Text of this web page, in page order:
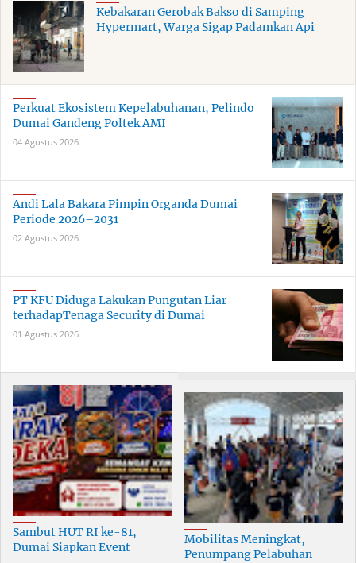
Kebakaran Gerobak Bakso di Samping
Hypermart, Warga Sigap Padamkan Api
Perkuat Ekosistem Kepelabuhanan, Pelindo
Dumai Gandeng Poltek AMI
04 Agustus 2026
Andi Lala Bakara Pimpin Organda Dumai
Periode 2026–2031
02 Agustus 2026
PT KFU Diduga Lakukan Pungutan Liar
terhadapTenaga Security di Dumai
01 Agustus 2026
Sambut HUT RI ke-81,
Dumai Siapkan Event
Mobilitas Meningkat,
Penumpang Pelabuhan